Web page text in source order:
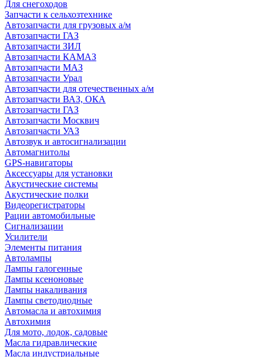
Для снегоходов
Запчасти к сельхозтехнике
Автозапчасти для грузовых а/м
Автозапчасти ГАЗ
Автозапчасти ЗИЛ
Автозапчасти КАМАЗ
Автозапчасти МАЗ
Автозапчасти Урал
Автозапчасти для отечественных а/м
Автозапчасти ВАЗ, ОКА
Автозапчасти ГАЗ
Автозапчасти Москвич
Автозапчасти УАЗ
Автозвук и автосигнализации
Автомагнитолы
GPS-навигаторы
Аксессуары для установки
Акустические системы
Акустические полки
Видеорегистраторы
Рации автомобильные
Сигнализации
Усилители
Элементы питания
Автолампы
Лампы галогенные
Лампы ксеноновые
Лампы накаливания
Лампы светодиодные
Автомасла и автохимия
Автохимия
Для мото, лодок, садовые
Масла гидравлические
Масла индустриальные